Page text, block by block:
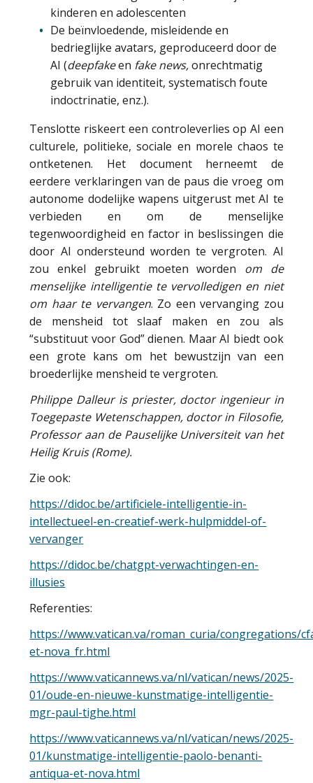
kinderen en adolescenten
De beïnvloedende, misleidende en
bedrieglijke avatars, geproduceerd door de
AI (deepfakeen fake news,onrechtmatig
gebruik van identiteit, systematisch foute
indoctrinatie, enz.).
Tenslotte riskeert een controleverlies op AI een
culturele, politieke, sociale en morele chaos te
ontketenen. Het document herneemt de
eerdere verklaringen van de paus die vroeg om
autonome dodelijke wapens uitgerust met AI te
verbieden en om de menselijke
tegenwoordigheid en factor in beslissingen die
door AI ondersteund worden te vergroten. AI
zou enkel gebruikt moeten worden om de
menselijke intelligentie te vervolledigen en niet
om haar te vervangen. Zo een vervanging zou
de mensheid tot slaaf maken en zou als
“substituut voor God” dienen. Maar AI biedt ook
een grote kans om het bewustzijn van een
broederlijke mensheid te vergroten.
Philippe Dalleur is priester, doctor ingenieur in
Toegepaste Wetenschappen, doctor in Filosofie,
Professor aan de Pauselijke Universiteit van het
Heilig Kruis (Rome).
Zie ook:
https://didoc.be/artificiele-intelligentie-in-
intellectueel-en-creatief-werk-hulpmiddel-of-
vervanger
https://didoc.be/chatgpt-verwachtingen-en-
illusies
Referenties:
https://www.vatican.va/roman_curia/congregations/
et-nova_fr.html
https://www.vaticannews.va/nl/vatican/news/2025-
01/oude-en-nieuwe-kunstmatige-intelligentie-
mgr-paul-tighe.html
https://www.vaticannews.va/nl/vatican/news/2025-
01/kunstmatige-intelligentie-paolo-benanti-
antiqua-et-nova.html